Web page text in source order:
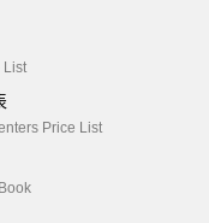
List
Price List